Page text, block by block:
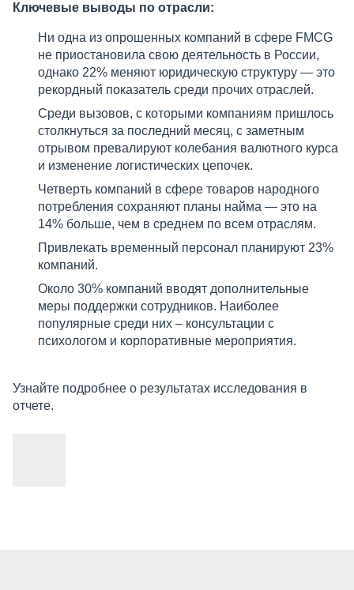
Ключевые выводы по отрасли:
Ни одна из опрошенных компаний в сфере FMCG
не приостановила свою деятельность в России,
однако 22% меняют юридическую структуру — это
рекордный показатель среди прочих отраслей.
Среди вызовов, с которыми компаниям пришлось
столкнуться за последний месяц, с заметным
отрывом превалируют колебания валютного курса
и изменение логистических цепочек.
Четверть компаний в сфере товаров народного
потребления сохраняют планы найма — это на
14% больше, чем в среднем по всем отраслям.
Привлекать временный персонал планируют 23%
компаний.
Около 30% компаний вводят дополнительные
меры поддержки сотрудников. Наиболее
популярные среди них – консультации с
психологом и корпоративные мероприятия.
Узнайте подробнее о результатах исследования в
отчете.